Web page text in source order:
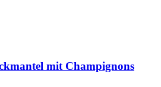
mit Champignons